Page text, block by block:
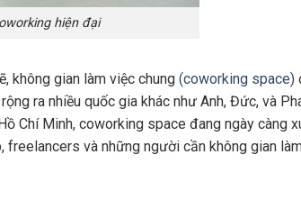
hiện đại
không gian làm việc chung (coworking space)
ra nhiều quốc gia khác như Anh, Đức, và
Chí Minh, coworking space đang ngày càng
freelancers và những người cần không gian